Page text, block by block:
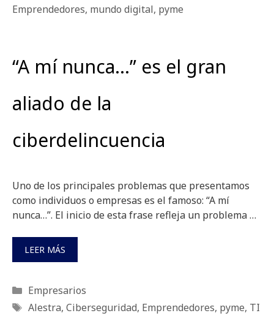
Emprendedores, mundo digital, pyme
“A mí nunca…” es el gran
aliado de la
ciberdelincuencia
Uno de los principales problemas que presentamos
como individuos o empresas es el famoso: “A mí
nunca…”. El inicio de esta frase refleja un problema …
LEER MÁS
Categorías
Empresarios
Etiquetas
Alestra, Ciberseguridad, Emprendedores, pyme, TI